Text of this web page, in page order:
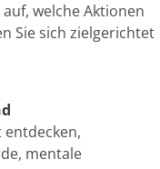
welche Aktionen
Sie sich zielgerichtet
mentale